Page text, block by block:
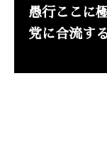
愚行ここに
党に合流す